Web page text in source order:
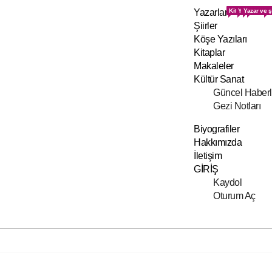
Yazarlar
Şiirler
Köşe Yazıları
Kitaplar
Kitap inceleme
Makaleler
Yazarlara
Kültür Sanat
Kültür
Güncel
Gezi Notları
Biyografiler
Yazar ve
Hakkımızda
İletişim
GİRİŞ
Kaydol
Oturum Aç